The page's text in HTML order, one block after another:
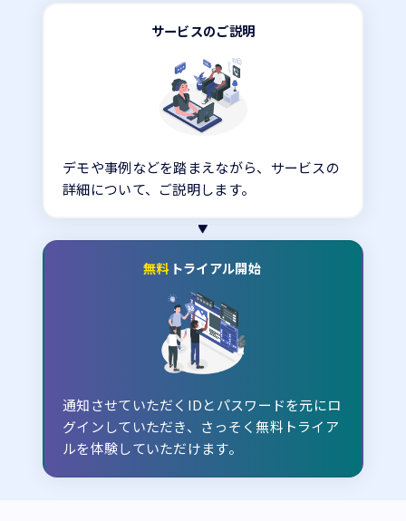
サービスのご説明
デモや事例などを踏まえながら、サービスの
詳細について、ご説明します。
無料トライアル開始
通知させていただくIDとパスワードを元にロ
グインしていただき、さっそく無料トライア
ルを体験していただけます。